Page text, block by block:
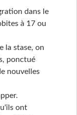
dans le
à 17 ou
la stase, on
ponctué
nouvelles
ont